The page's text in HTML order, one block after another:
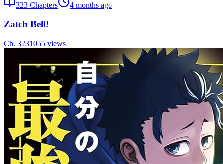
323 Chapters 4 months ago
Zatch Bell!
Ch. 3231055 views